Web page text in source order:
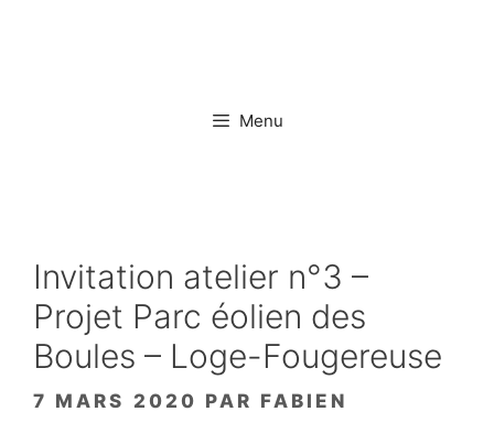
Menu
Invitation atelier n°3 –
Projet Parc éolien des
Boules – Loge-Fougereuse
7 MARS 2020 PAR FABIEN